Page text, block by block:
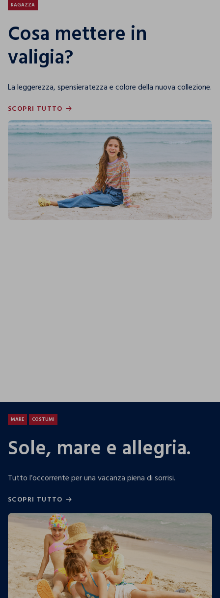
RAGAZZA
Cosa mettere in
valigia?
La leggerezza, spensieratezza e colore della nuova collezione.
SCOPRI TUTTO
SCOPRI TUTTO
MARE COSTUMI
Sole, mare e allegria.
Tutto l’occorrente per una vacanza piena di sorrisi.
SCOPRI TUTTO
SCOPRI TUTTO